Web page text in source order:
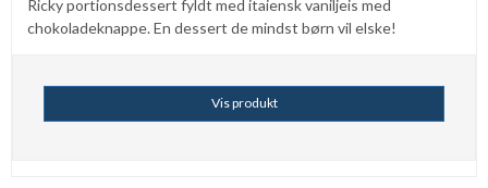
Ricky portionsdessert fyldt med itaiensk vaniljeis med
chokoladeknappe. En dessert de mindst børn vil elske!
Vis produkt